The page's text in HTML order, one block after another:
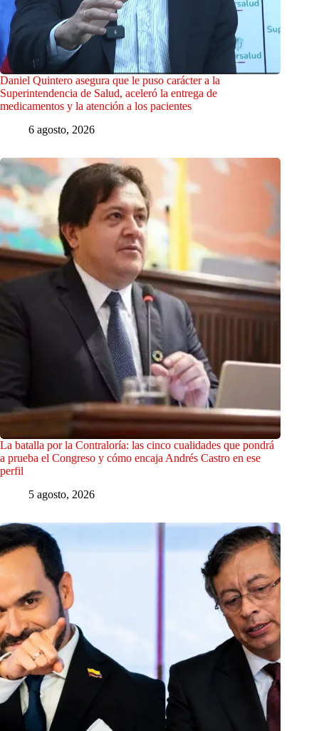
Daniel Quintero asegura que le puso carácter a la
Superintendencia de Salud, aceleró la entrega de
medicamentos y la atención a los pacientes
6 agosto, 2026
La batalla por la Contraloría: las cinco cualidades que pondrá
a prueba el Congreso y cómo encaja Andrés Castro en ese
perfil
5 agosto, 2026